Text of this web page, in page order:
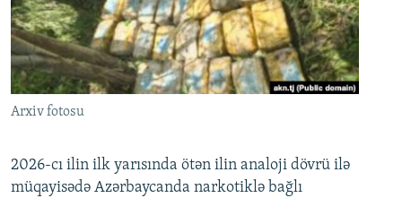
Arxiv fotosu
2026-cı ilin ilk yarısında ötən ilin analoji dövrü ilə
müqayisədə Azərbaycanda narkotiklə bağlı